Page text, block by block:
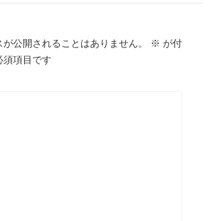
が公開されることはありません。 ※ が付
須項目です